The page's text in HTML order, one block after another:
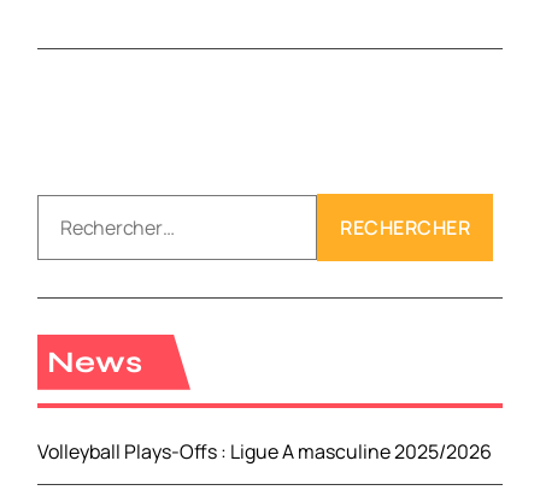
c
h
h
e
r
News
Volleyball Plays-Offs : Ligue A masculine 2025/2026